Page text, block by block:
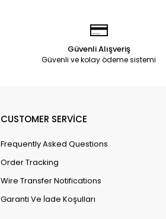
Güvenli Alışveriş
Güvenli ve kolay ödeme sistemi
CUSTOMER SERVİCE
Frequently Asked Questions
Order Tracking
Wire Transfer Notifications
Garanti Ve İade Koşulları